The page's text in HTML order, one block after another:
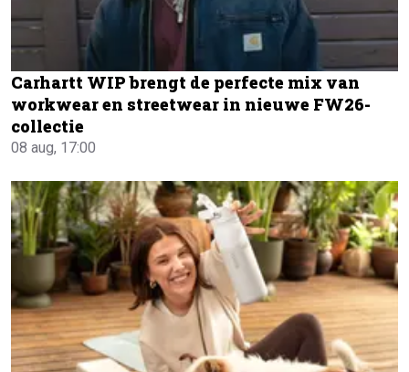
Carhartt WIP brengt de perfecte mix van
workwear en streetwear in nieuwe FW26-
collectie
08 aug, 17:00